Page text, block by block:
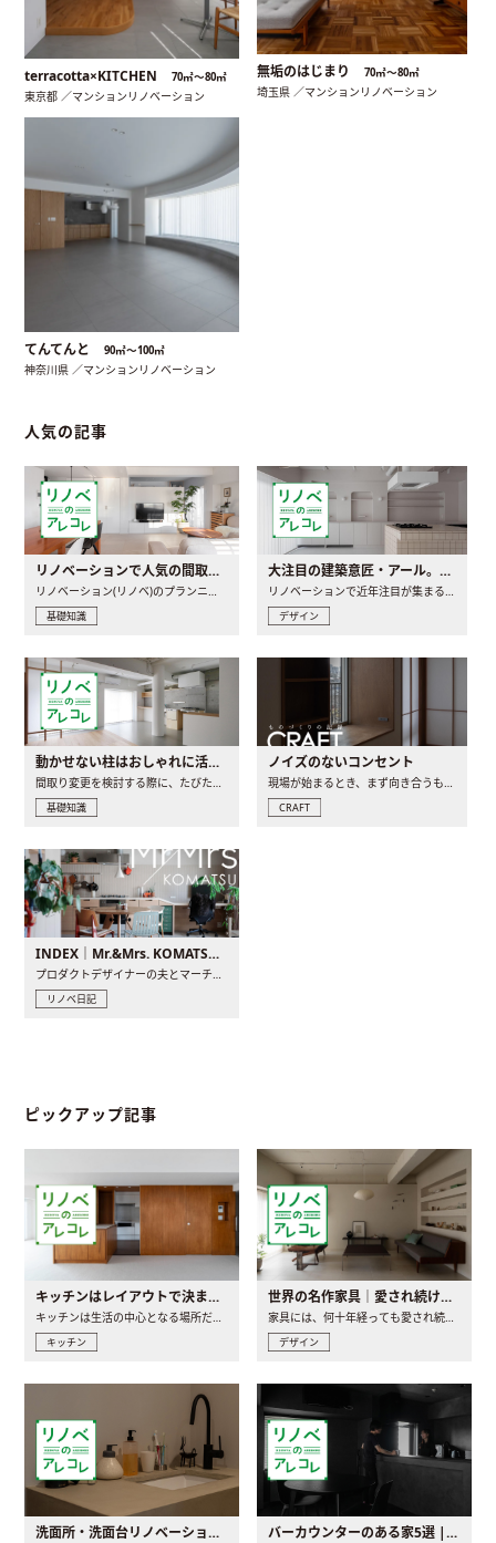
terracotta×KITCHEN 70㎡〜80㎡
東京都 ／マンションリノベーション
無垢のはじまり 70㎡〜80㎡
埼玉県 ／マンションリノベーション
てんてんと 90㎡〜100㎡
神奈川県 ／マンションリノベーション
人気の記事
リノベーションで人気の間取りとは？トレンドの間取りと実例を徹底解説
リノベーション(リノベ)のプランニングで一番最初に決めるのは..
基礎知識
大注目の建築意匠・アール。人気の理由と空間に取り入れるポイント
リノベーションで近年注目が集まる建築意匠の一つであるアール..
デザイン
動かせない柱はおしゃれに活用！柱を魅せるリノベーション(リノベ)4選
間取り変更を検討する際に、たびたび皆さんの頭を悩ませる動か..
基礎知識
ノイズのないコンセント
現場が始まるとき、まず向き合うものの一つがコンセントです..
CRAFT
INDEX｜Mr.&Mrs. KOMATSU renovation diary
プロダクトデザイナーの夫とマーチャンダイザーの妻が、夫婦で..
リノベ日記
ピックアップ記事
キッチンはレイアウトで決まる。後悔しないための考え方と選び方
キッチンは生活の中心となる場所だからこそ、家の中のどこに置..
キッチン
世界の名作家具｜愛され続ける理由と一生モノとの出会い方
家具には、何十年経っても愛され続ける「名作」と呼ばれるもの..
デザイン
洗面所・洗面台リノベーションの事例と間取りアイデア バーカウンターのある家5選 | 日常に馴染む“距離の近い”キッチンとは